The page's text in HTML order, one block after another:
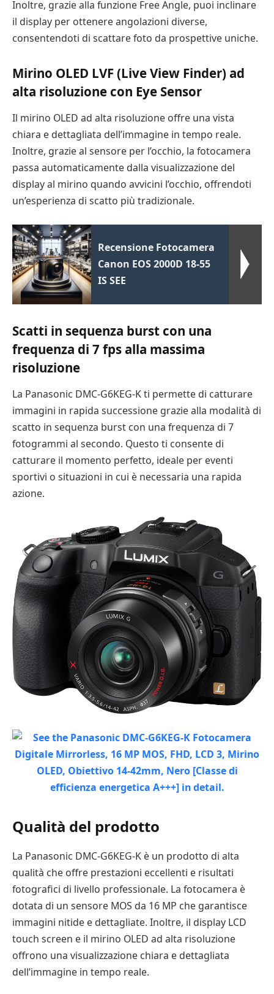
Inoltre, grazie alla funzione Free Angle, puoi inclinare
il display per ottenere angolazioni diverse,
consentendoti di scattare foto da prospettive uniche.
Mirino OLED LVF (Live View Finder) ad
alta risoluzione con Eye Sensor
Il mirino OLED ad alta risoluzione offre una vista
chiara e dettagliata dell’immagine in tempo reale.
Inoltre, grazie al sensore per l’occhio, la fotocamera
passa automaticamente dalla visualizzazione del
display al mirino quando avvicini l’occhio, offrendoti
un’esperienza di scatto più tradizionale.
Recensione Fotocamera
Canon EOS 2000D 18-55
IS SEE
Scatti in sequenza burst con una
frequenza di 7 fps alla massima
risoluzione
La Panasonic DMC-G6KEG-K ti permette di catturare
immagini in rapida successione grazie alla modalità di
scatto in sequenza burst con una frequenza di 7
fotogrammi al secondo. Questo ti consente di
catturare il momento perfetto, ideale per eventi
sportivi o situazioni in cui è necessaria una rapida
azione.
Qualità del prodotto
La Panasonic DMC-G6KEG-K è un prodotto di alta
qualità che offre prestazioni eccellenti e risultati
fotografici di livello professionale. La fotocamera è
dotata di un sensore MOS da 16 MP che garantisce
immagini nitide e dettagliate. Inoltre, il display LCD
touch screen e il mirino OLED ad alta risoluzione
offrono una visualizzazione chiara e dettagliata
dell’immagine in tempo reale.